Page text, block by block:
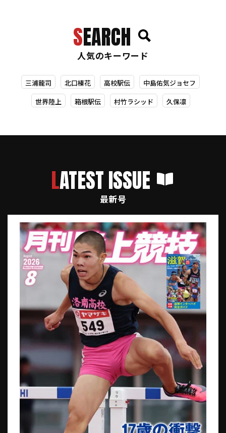
SEARCH
人気のキーワード
三浦龍司 北口榛花 高校駅伝 中島佑気ジョセフ
世界陸上 箱根駅伝 村竹ラシッド 久保凛
LATEST ISSUE
最新号